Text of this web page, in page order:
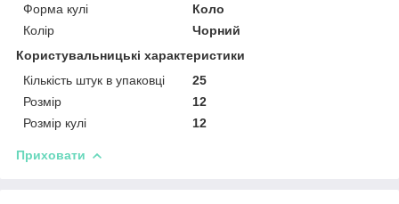
Форма кулі
Коло
Колір
Чорний
Користувальницькі характеристики
Кількість штук в упаковці
25
Розмір
12
Розмір кулі
12
Приховати